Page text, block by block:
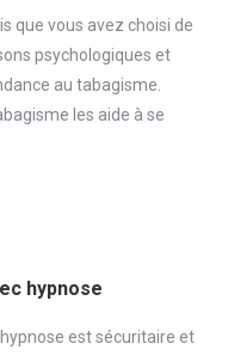
que vous avez choisi de
psychologiques et
au tabagisme.
les aide à se
hypnose
est sécuritaire et